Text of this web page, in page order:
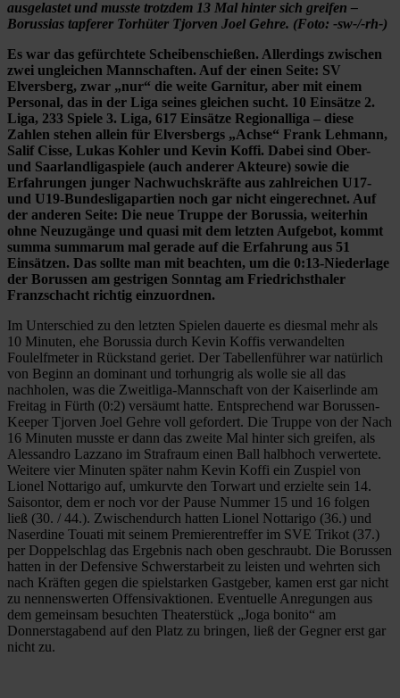
ausgelastet und musste trotzdem 13 Mal hinter sich greifen –
Borussias tapferer Torhüter Tjorven Joel Gehre. (Foto: -sw-/-rh-)
Es war das gefürchtete Scheibenschießen. Allerdings zwischen
zwei ungleichen Mannschaften. Auf der einen Seite: SV
Elversberg, zwar „nur“ die weite Garnitur, aber mit einem
Personal, das in der Liga seines gleichen sucht. 10 Einsätze 2.
Liga, 233 Spiele 3. Liga, 617 Einsätze Regionalliga – diese
Zahlen stehen allein für Elversbergs „Achse“ Frank Lehmann,
Salif Cisse, Lukas Kohler und Kevin Koffi. Dabei sind Ober-
und Saarlandligaspiele (auch anderer Akteure) sowie die
Erfahrungen junger Nachwuchskräfte aus zahlreichen U17-
und U19-Bundesligapartien noch gar nicht eingerechnet. Auf
der anderen Seite: Die neue Truppe der Borussia, weiterhin
ohne Neuzugänge und quasi mit dem letzten Aufgebot, kommt
summa summarum mal gerade auf die Erfahrung aus 51
Einsätzen. Das sollte man mit beachten, um die 0:13-Niederlage
der Borussen am gestrigen Sonntag am Friedrichsthaler
Franzschacht richtig einzuordnen.
Im Unterschied zu den letzten Spielen dauerte es diesmal mehr als
10 Minuten, ehe Borussia durch Kevin Koffis verwandelten
Foulelfmeter in Rückstand geriet. Der Tabellenführer war natürlich
von Beginn an dominant und torhungrig als wolle sie all das
nachholen, was die Zweitliga-Mannschaft von der Kaiserlinde am
Freitag in Fürth (0:2) versäumt hatte. Entsprechend war Borussen-
Keeper Tjorven Joel Gehre voll gefordert. Die Truppe von der Nach
16 Minuten musste er dann das zweite Mal hinter sich greifen, als
Alessandro Lazzano im Strafraum einen Ball halbhoch verwertete.
Weitere vier Minuten später nahm Kevin Koffi ein Zuspiel von
Lionel Nottarigo auf, umkurvte den Torwart und erzielte sein 14.
Saisontor, dem er noch vor der Pause Nummer 15 und 16 folgen
ließ (30. / 44.). Zwischendurch hatten Lionel Nottarigo (36.) und
Naserdine Touati mit seinem Premierentreffer im SVE Trikot (37.)
per Doppelschlag das Ergebnis nach oben geschraubt. Die Borussen
hatten in der Defensive Schwerstarbeit zu leisten und wehrten sich
nach Kräften gegen die spielstarken Gastgeber, kamen erst gar nicht
zu nennenswerten Offensivaktionen. Eventuelle Anregungen aus
dem gemeinsam besuchten Theaterstück „Joga bonito“ am
Donnerstagabend auf den Platz zu bringen, ließ der Gegner erst gar
nicht zu.